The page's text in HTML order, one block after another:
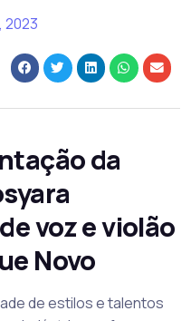
2023
da
voz e violão
Novo
de estilos e talentos